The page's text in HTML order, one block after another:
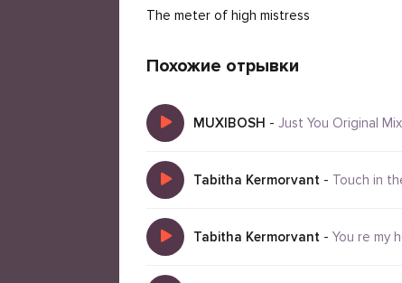
The meter of high mistress
Похожие отрывки
MUXIBOSH - Just You Original Mix
Tabitha Kermorvant - Touch in
Tabitha Kermorvant - You re my